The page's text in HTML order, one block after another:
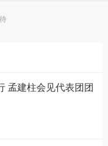
孟建柱会见代表团团